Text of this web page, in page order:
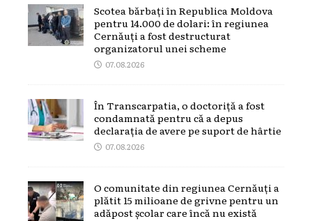
Scotea bărbați în Republica Moldova
pentru 14.000 de dolari: în regiunea
Cernăuți a fost destructurat
organizatorul unei scheme
07.08.2026
În Transcarpatia, o doctoriță a fost
condamnată pentru că a depus
declarația de avere pe suport de hârtie
07.08.2026
O comunitate din regiunea Cernăuți a
plătit 15 milioane de grivne pentru un
adăpost școlar care încă nu există